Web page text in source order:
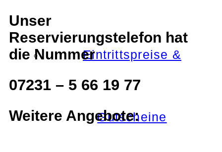
Eintrittspreise &
Gutscheine
Unser
Reservierungstelefon hat
die Nummer
07231 – 5 66 19 77
Weitere Angebote: